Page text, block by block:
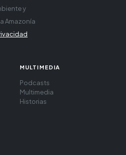
y
Amazonía
MULTIMEDIA
Podcasts
Multimedia
Historias